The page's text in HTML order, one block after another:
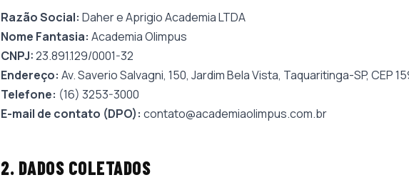
Razão Social: Daher e Aprigio Academia LTDA
Nome Fantasia: Academia Olimpus
CNPJ:23.891.129/0001-32
Endereço: Av. Saverio Salvagni, 150, Jardim Bela Vista, Taquaritinga-SP, CEP
Telefone: (16) 3253-3000
E-mail de contato (DPO): contato@academiaolimpus.com.br
2. DADOS COLETADOS